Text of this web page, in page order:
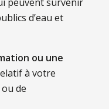
d’eau et
ou une
à votre
de